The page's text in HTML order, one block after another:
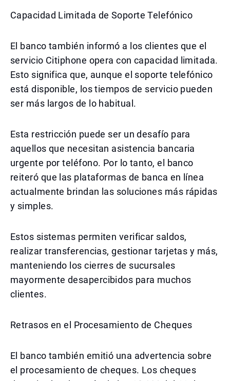
Capacidad Limitada de Soporte Telefónico
El banco también informó a los clientes que el
servicio Citiphone opera con capacidad limitada.
Esto significa que, aunque el soporte telefónico
está disponible, los tiempos de servicio pueden
ser más largos de lo habitual.
Esta restricción puede ser un desafío para
aquellos que necesitan asistencia bancaria
urgente por teléfono. Por lo tanto, el banco
reiteró que las plataformas de banca en línea
actualmente brindan las soluciones más rápidas
y simples.
Estos sistemas permiten verificar saldos,
realizar transferencias, gestionar tarjetas y más,
manteniendo los cierres de sucursales
mayormente desapercibidos para muchos
clientes.
Retrasos en el Procesamiento de Cheques
El banco también emitió una advertencia sobre
el procesamiento de cheques. Los cheques